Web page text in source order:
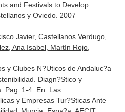
and Festivals to Develop
y Oviedo. 2007
Javier, Castellanos Verdugo,
Ana Isabel, Martín Rojo,
y Clubes N?Uticos de Andaluc?a
Diagn?Stico y
Pag. 1-4. En: Las
y Empresas Tur?Sticas Ante